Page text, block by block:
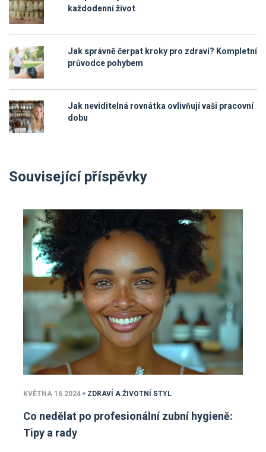
každodenní život
Jak správně čerpat kroky pro zdraví? Kompletní
průvodce pohybem
Jak neviditelná rovnátka ovlivňují vaši pracovní
dobu
Související příspěvky
KVĚTNA 16 2024 ZDRAVÍ A ŽIVOTNÍ STYL
Co nedělat po profesionální zubní hygieně:
Tipy a rady